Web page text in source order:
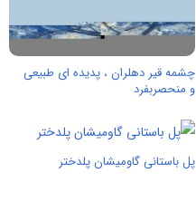
چشمه قیر دهلران ، پدیده ای طبیعی
و منحصربفرد
پل باستانی گاومیشان پلدختر